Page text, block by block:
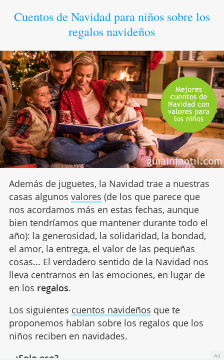
Cuentos de Navidad para niños sobre los
regalos navideños
Además de juguetes, la Navidad trae a nuestras
casas algunos valores (de los que parece que
nos acordamos más en estas fechas, aunque
bien tendríamos que mantener durante todo el
año): la generosidad, la solidaridad, la bondad,
el amor, la entrega, el valor de las pequeñas
cosas... El verdadero sentido de la Navidad nos
lleva centrarnos en las emociones, en lugar de
en los regalos.
Los siguientes cuentos navideños que te
proponemos hablan sobre los regalos que los
niños reciben en navidades.
Ad